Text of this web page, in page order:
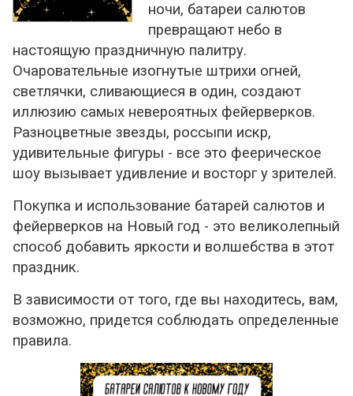
Статьи
ночи, батареи салютов
превращают небо в
настоящую праздничную палитру.
Очаровательные изогнутые штрихи огней,
светлячки, сливающиеся в один, создают
иллюзию самых невероятных фейерверков.
Разноцветные звезды, россыпи искр,
удивительные фигуры - все это феерическое
шоу вызывает удивление и восторг у зрителей.
Покупка и использование батарей салютов и
фейерверков на Новый год - это великолепный
способ добавить яркости и волшебства в этот
праздник.
В зависимости от того, где вы находитесь, вам,
возможно, придется соблюдать определенные
правила.